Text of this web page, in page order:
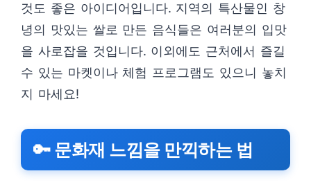
것도 좋은 아이디어입니다. 지역의 특산물인 창
녕의 맛있는 쌀로 만든 음식들은 여러분의 입맛
을 사로잡을 것입니다. 이외에도 근처에서 즐길
수 있는 마켓이나 체험 프로그램도 있으니 놓치
지 마세요!
🔑 문화재 느낌을 만끽하는 법